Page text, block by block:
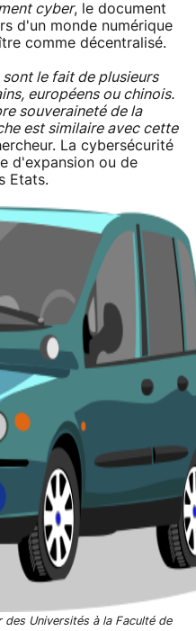
cyber, le document
d'un monde numérique
comme décentralisé.
le fait de plusieurs
européens ou chinois.
souveraineté de la
est similaire avec cette
La cybersécurité
d'expansion ou de
Etats.
Universités à la Faculté de